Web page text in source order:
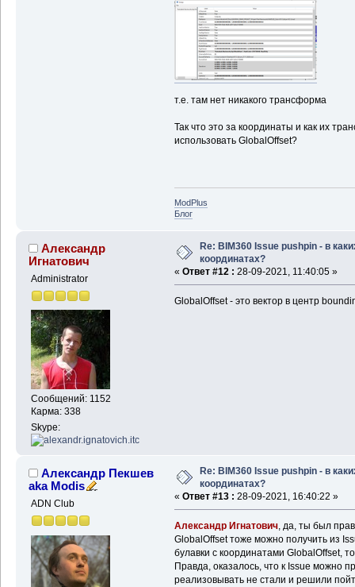
т.е. там нет никакого трансформа
Так что это за координаты и как их
использовать GlobalOffset?
ModPlus
Блог
Александр
Игнатович
Administrator
Сообщений: 1152
Карма: 338
Skype:
Re: BIM360 Issue pushpin - в
координатах?
« Ответ #12 : 28-09-2021, 11:40:05 »
GlobalOffset - это вектор в центр
Александр Пекшев
aka Modis
ADN Club
Re: BIM360 Issue pushpin - в
координатах?
« Ответ #13 : 28-09-2021, 16:40:22 »
Александр Игнатович, да, ты был
GlobalOffset тоже можно получить из
булавки с координатами GlobalOffset,
Правда, оказалось, что к Issue можно
реализовывать не стали и решили